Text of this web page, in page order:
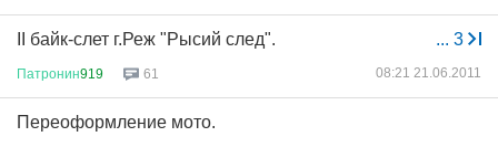
... 3
II байк-слет г.Реж "Рысий след".
Патронин919 61 08:21 21.06.2011
Переоформление мото.